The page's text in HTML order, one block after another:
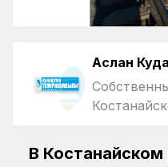
Аслан
В Костанайском